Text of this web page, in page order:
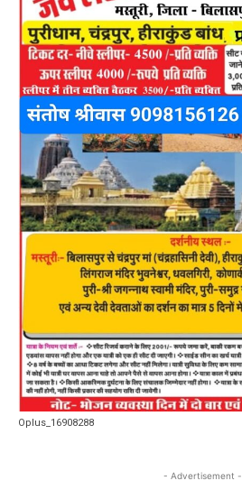
Oplus_16908288
- Advertisement -